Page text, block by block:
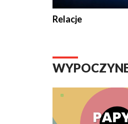
Relacje